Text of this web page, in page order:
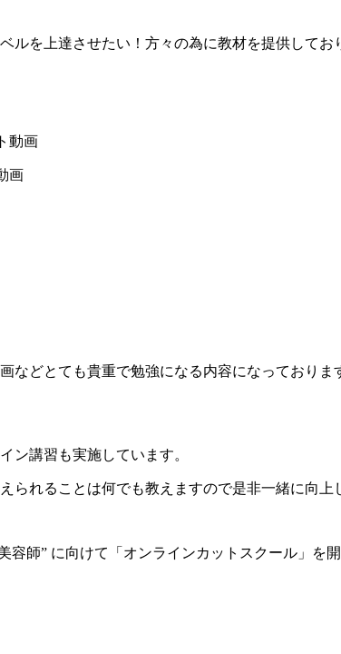
ルを上達させたい！方々の為に教材を提供してお
動画
画
などとても貴重で勉強になる内容になっており
ン講習も実施しています。
られることは何でも教えますので是非一緒に向上
師” に向けて「オンラインカットスクール」を